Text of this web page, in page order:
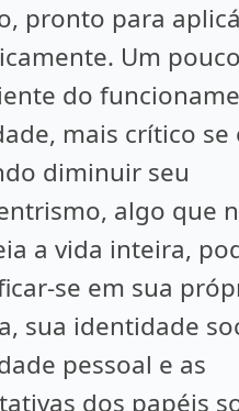
pronto para
Um
do
mais crítico se
diminuir seu
algo que
a vida inteira,
se em sua
sua identidade
pessoal e as
dos papéis